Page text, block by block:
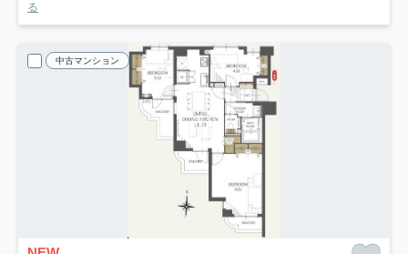
る
中古マンション